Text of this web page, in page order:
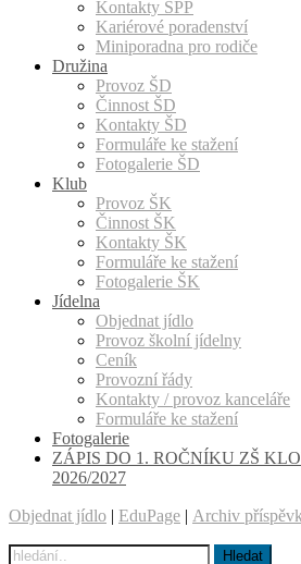
Kontakty ŠPP
Kariérové poradenství
Miniporadna pro rodiče
Družina
Provoz ŠD
Činnost ŠD
Kontakty ŠD
Formuláře ke stažení
Fotogalerie ŠD
Klub
Provoz ŠK
Činnost ŠK
Kontakty ŠK
Formuláře ke stažení
Fotogalerie ŠK
Jídelna
Objednat jídlo
Provoz školní jídelny
Ceník
Provozní řády
Kontakty / provoz kanceláře
Formuláře ke stažení
Fotogalerie
ZÁPIS DO 1. ROČNÍKU ZŠ
2026/2027
Objednat jídlo | EduPage | Archiv